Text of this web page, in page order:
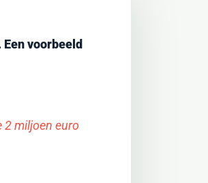
voorbeeld
2 miljoen euro